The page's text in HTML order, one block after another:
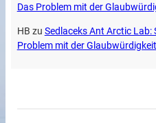
Das Problem mit der
HB zu Sedlaceks Ant Arctic Lab:
Problem mit der Glaubwürdigkeit